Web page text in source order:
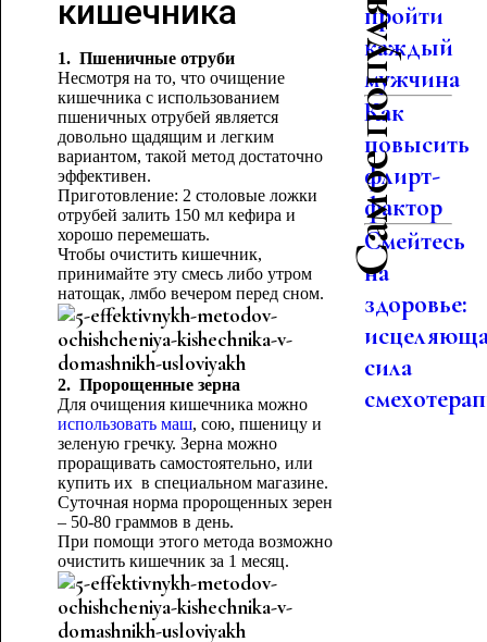
кишечника
1. Пшеничные отруби
Несмотря на то, что очищение
кишечника с использованием
пшеничных отрубей является
довольно щадящим и легким
вариантом, такой метод достаточно
эффективен.
Приготовление: 2 столовые ложки
отрубей залить 150 мл кефира и
хорошо перемешать.
Чтобы очистить кишечник,
принимайте эту смесь либо утром
натощак, лмбо вечером перед сном.
2. Пророщенные зерна
Для очищения кишечника можно
использовать маш, сою, пшеницу и
зеленую гречку. Зерна можно
проращивать самостоятельно, или
купить их в специальном магазине.
Суточная норма пророщенных зерен
– 50-80 граммов в день.
При помощи этого метода возможно
очистить кишечник за 1 месяц.
Самое популярное
пройти
каждый
мужчина
Как
повысить
флирт-
фактор
Смейтесь
на
здоровье:
сила